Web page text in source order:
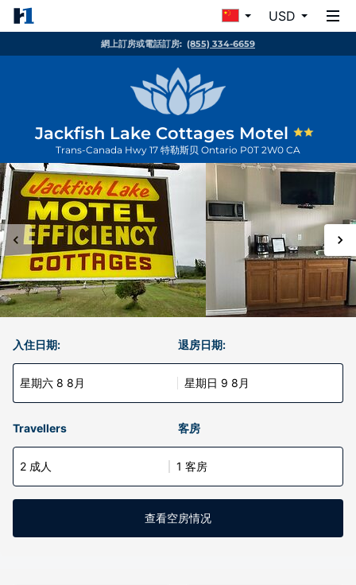
USD
網上訂房或電話訂房: (855) 334-6659
Jackfish Lake Cottages Motel
Trans-Canada Hwy 17 特勒斯贝 Ontario P0T 2W0 CA
入住日期:
星期六 8 8月
退房日期:
星期日 9 8月
Travellers 客房
2 成人 1 客房
查看空房情况